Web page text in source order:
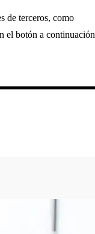
de terceros, como
el botón a continuación